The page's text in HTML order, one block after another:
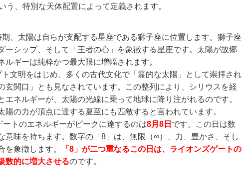
う、特別な天体配置によって定義されます。
期、太陽は自らが支配する星座である獅子座に位置します。獅子座
ーシップ、そして「王者の心」を象徴する星座です。太陽が故郷
ルギーは純粋かつ最大限に増幅されます。
文明をはじめ、多くの古代文化で「霊的な太陽」として崇拝され
玄関口」とも見なされています。この整列により、シリウスを経
エネルギーが、太陽の光線に乗って地球に降り注がれるのです。
陽の力が頂点に達する夏至にも匹敵すると言われています。
ートのエネルギーがピークに達するのは8月8日 です。この日は数
意味を持ちます。数字の「8」は、無限（∞）、力、豊かさ、そし
を象徴します。
「8」が二つ重なるこの日は、ライオンズゲートの
数的に増大させるのです。